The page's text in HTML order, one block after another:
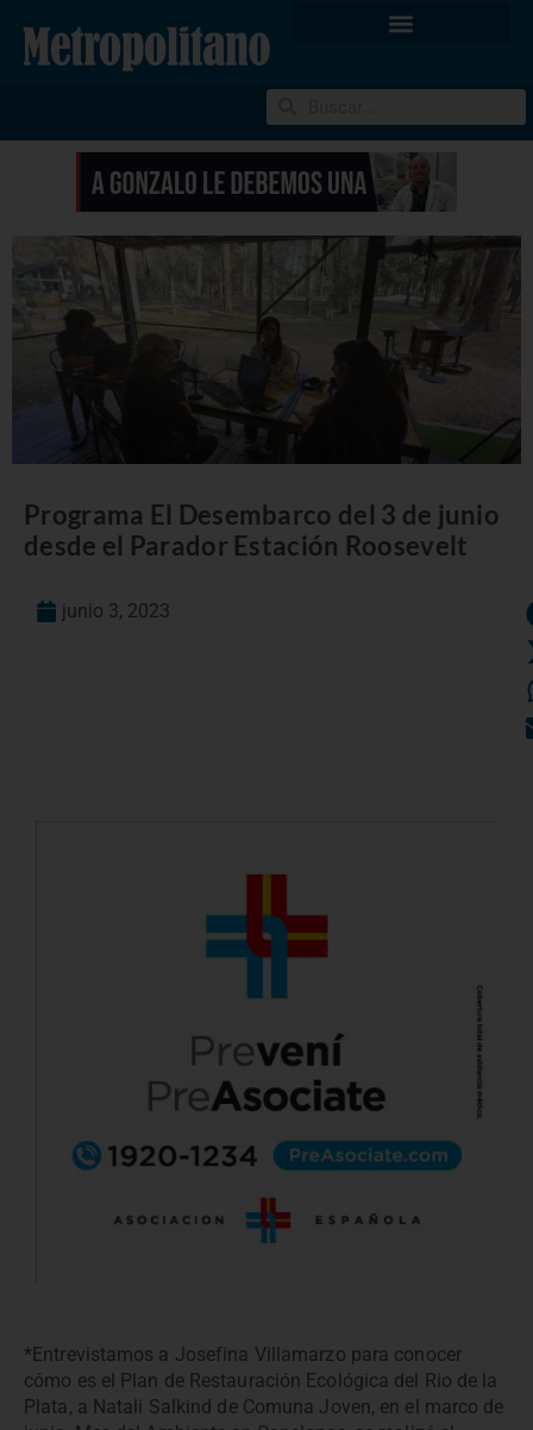
Programa El Desembarco del 3 de junio
desde el Parador Estación Roosevelt
junio 3, 2023
*Entrevistamos a Josefina Villamarzo para conocer
cómo es el Plan de Restauración Ecológica del Rio de la
Plata, a Natali Salkind de Comuna Joven, en el marco de